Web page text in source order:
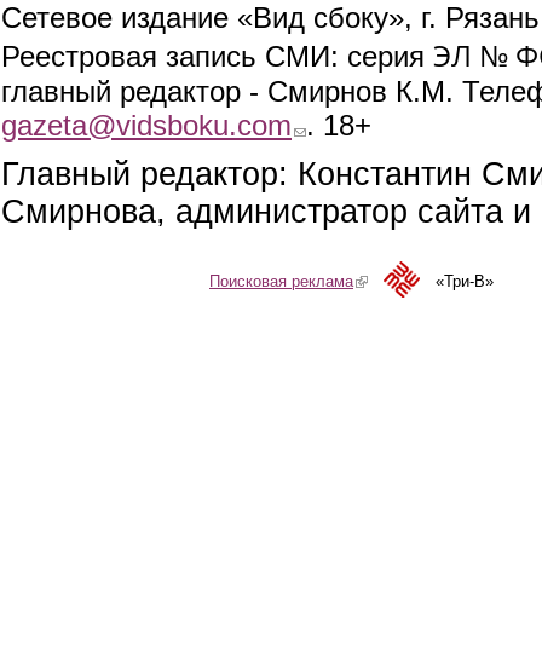
Сетевое издание «Вид сбоку», г.
Реестровая запись СМИ: серия ЭЛ №
главный редактор - Смирнов К.М.
gazeta@vidsboku.com (link sends e-mail)
. 18+
Главный редактор: Константин
Смирнова, администратор сайта
Поисковая реклама(link is external)«Три-В»